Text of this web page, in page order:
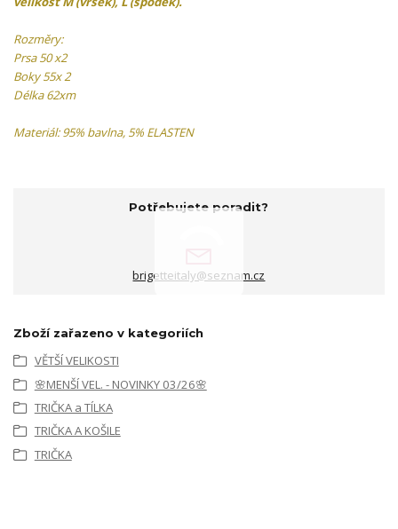
Rozměry:
Prsa 50 x2
Boky 55x 2
Délka 62xm
Materiál: 95% bavlna, 5% ELASTEN
Potřebujete poradit?
brigetteitaly@seznam.cz
Zboží zařazeno v kategoriích
VĚTŠÍ VELIKOSTI
🌸MENŠÍ VEL. - NOVINKY 03/26🌸
TRIČKA a TÍLKA
TRIČKA A KOŠILE
TRIČKA